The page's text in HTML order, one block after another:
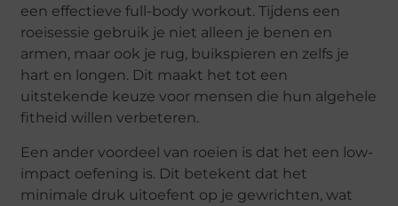
een effectieve full-body workout. Tijdens een
roeisessie gebruik je niet alleen je benen en
armen, maar ook je rug, buikspieren en zelfs je
hart en longen. Dit maakt het tot een
uitstekende keuze voor mensen die hun algehele
fitheid willen verbeteren.
Een ander voordeel van roeien is dat het een low-
impact oefening is. Dit betekent dat het
minimale druk uitoefent op je gewrichten, wat